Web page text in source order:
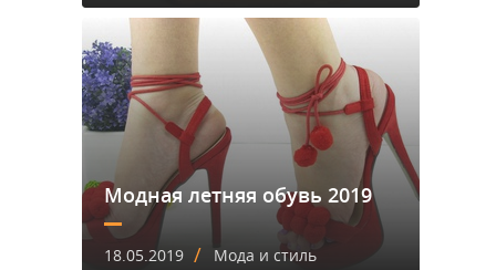
Модная летняя обувь 2019
18.05.2019 / Мода и стиль